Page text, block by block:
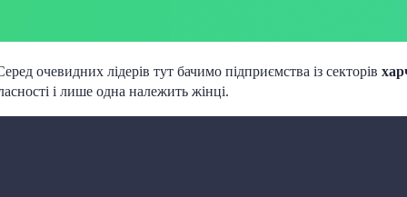
очевидних лідерів тут бачимо підприємства із секторів
і лише одна належить жінці.